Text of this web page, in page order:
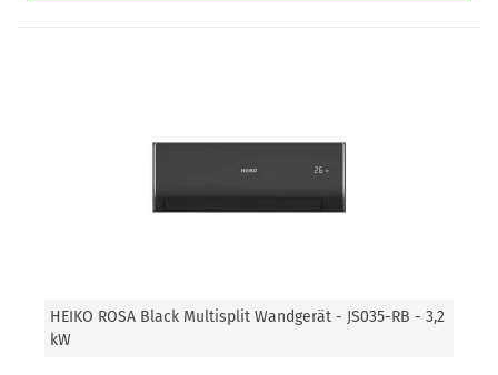
HEIKO ROSA Black Multisplit Wandgerät - JS035-RB - 3,2
kW